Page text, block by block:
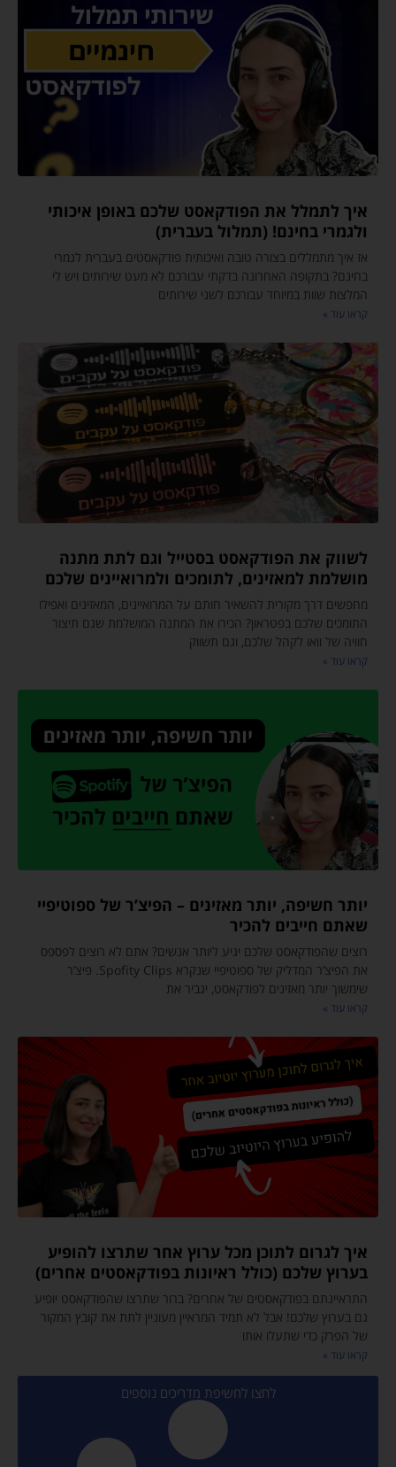
איך לתמלל את הפודקאסט שלכם באופן איכותי
ולגמרי בחינם! (תמלול בעברית)
אז איך מתמללים בצורה טובה ואיכותית פודקאסטים בעברית לגמרי
בחינם? בתקופה האחרונה בדקתי עבורכם לא מעט שירותים ויש לי
המלצות שוות במיוחד עבורכם לשני שירותים
קראו עוד »
לשווק את הפודקאסט בסטייל וגם לתת מתנה
מושלמת למאזינים, לתומכים ולמרואיינים שלכם
מחפשים דרך מקורית להשאיר חותם על המרואיינים, המאזינים ואפילו
התומכים שלכם בפטראון? הכירו את המתנה המושלמת שגם תיצור
חוויה של וואו לקהל שלכם, וגם תשווק
קראו עוד »
יותר חשיפה, יותר מאזינים – הפיצ’ר של ספוטיפיי
שאתם חייבים להכיר
רוצים שהפודקאסט שלכם יגיע ליותר אנשים? אתם לא רוצים לפספס
את הפיצ’ר המדליק של ספוטיפיי שנקרא Spofity Clips. פיצ’ר
שימשוך יותר מאזינים לפודקאסט, יגביר את
קראו עוד »
איך לגרום לתוכן מכל ערוץ אחר שתרצו להופיע
בערוץ שלכם (כולל ראיונות בפודקאסטים אחרים)
התראיינתם בפודקאסטים של אחרים? ברור שתרצו שהפודקאסט יופיע
גם בערוץ שלכם! אבל לא תמיד המראיין מעוניין לתת את קובץ המקור
של הפרק כדי שתעלו אותו
קראו עוד »
לחצו לחשיפת מדריכים נוספים